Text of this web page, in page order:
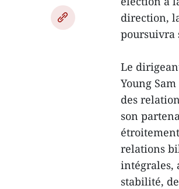
direction,
poursuivra
Le
Young
des
son
relations
intégrales,
stabilité,